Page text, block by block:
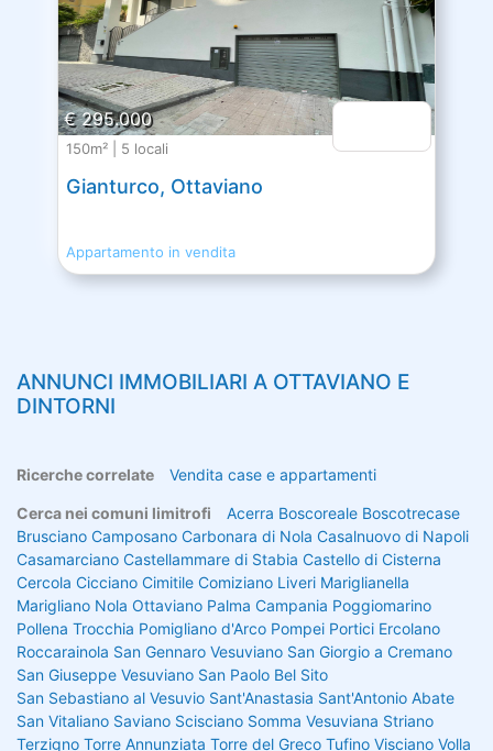
€ 295.000
150m² | 5 locali
Gianturco, Ottaviano
Appartamento in vendita
ANNUNCI IMMOBILIARI A OTTAVIANO E
DINTORNI
Ricerche correlate Vendita case e appartamenti
Cerca nei comuni limitrofi Acerra Boscoreale Boscotrecase
Brusciano Camposano Carbonara di Nola Casalnuovo di Napoli
Casamarciano Castellammare di Stabia Castello di Cisterna
Cercola Cicciano Cimitile Comiziano Liveri Mariglianella
Marigliano Nola Ottaviano Palma Campania Poggiomarino
Pollena Trocchia Pomigliano d'Arco Pompei Portici Ercolano
Roccarainola San Gennaro Vesuviano San Giorgio a Cremano
San Giuseppe Vesuviano San Paolo Bel Sito
San Sebastiano al Vesuvio Sant'Anastasia Sant'Antonio Abate
San Vitaliano Saviano Scisciano Somma Vesuviana Striano
Terzigno Torre Annunziata Torre del Greco Tufino Visciano Volla